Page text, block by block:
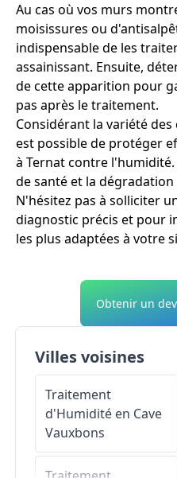
Au cas où vos murs
moisissures ou
indispensable de les
assainissant. Ensuite,
de cette apparition pour
pas après le traitement.
Considérant la variété
est possible de protéger
à Ternat contre l'humidité.
de santé et la
N'hésitez pas à solliciter
diagnostic précis et pour
les plus adaptées à votre
Obtenir un
Villes voisines
Traitement
d'Humidité en Cave
Vauxbons